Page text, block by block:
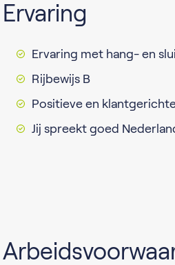
Ervaring
Ervaring met hang- en
Rijbewijs B
Positieve en
Jij spreekt goed